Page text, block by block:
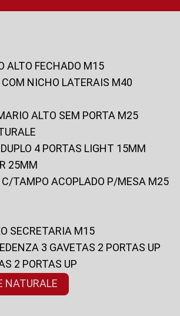
ALTO FECHADO M15
COM NICHO LATERAIS M40
ALTO SEM PORTA M25
DUPLO 4 PORTAS LIGHT 15MM
25MM
C/TAMPO ACOPLADO P/MESA M25
SECRETARIA M15
3 GAVETAS 2 PORTAS UP
2 PORTAS UP
NATURALE